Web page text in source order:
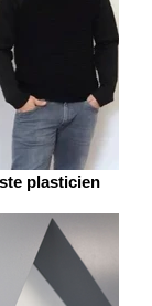
plasticien